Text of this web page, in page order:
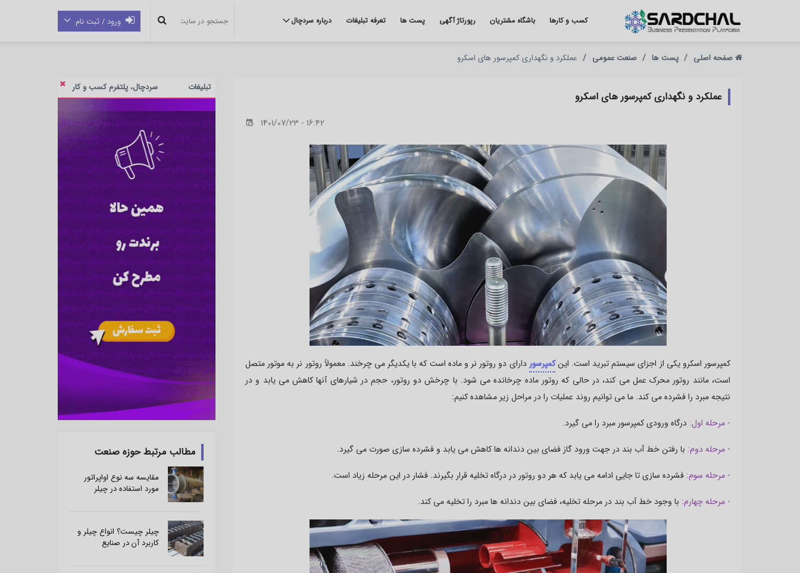
ورود / ثبت نام کسب و کارها باشگاه مشتریان رپورتاژ آگهی پست ها تعرفه تبلیغات درباره سردچال
صفحه اصلی پست ها صنعت عمومی عملکرد و نگهداری کمپرسور های اسکرو
عملکرد و نگهداری کمپرسور های اسکرو
1401/07/23 - 16:42
کمپرسور اسکرو یکی از اجزای سیستم تبرید است. اینکمپرسور دارای دو روتور نر و ماده است که با یکدیگر می چرخند. معمولاً روتور نر به موتور متصل
است، مانند روتور محرک عمل می کند، در حالی که روتور ماده چرخانده می شود. با چرخش دو روتور، حجم در شیارهای آنها کاهش می یابد و در
نتیجه مبرد را فشرده می کند. ما می توانیم روند عملیات را در مراحل زیر مشاهده کنیم:
- مرحله اول: درگاه ورودی کمپرسور مبرد را می گیرد.
- مرحله دوم: با رفتن خط آب بند در جهت ورود گاز فضای بین دندانه ها کاهش می یابد و فشرده سازی صورت می گیرد.
- مرحله سوم: فشرده سازی تا جایی ادامه می یابد که هر دو روتور در درگاه تخلیه قرار بگیرند. فشار در این مرحله زیاد است.
- مرحله چهارم: با وجود خط آب بند در مرحله تخلیه، فضای بین دندانه ها مبرد را تخلیه می کند.
تبلیغات سردچال، پلتفرم کسب و کار
مطالب مرتبط حوزه صنعت
مقایسه سه نوع اواپراتور
مورد استفاده در چیلر
چیلر چیست؟ انواع چیلر و
کاربرد آن در صنایع